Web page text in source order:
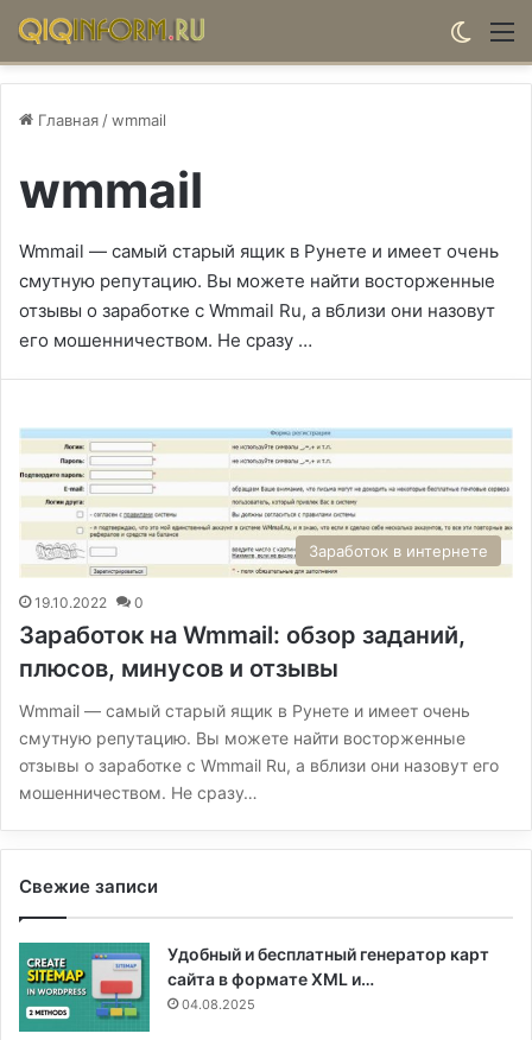
Главная /wmmail
wmmail
Wmmail — самый старый ящик в Рунете и имеет очень
смутную репутацию. Вы можете найти восторженные
отзывы о заработке с Wmmail Ru, а вблизи они назовут
его мошенничеством. Не сразу …
Заработок в интернете
19.10.2022 0
Заработок на Wmmail: обзор заданий,
плюсов, минусов и отзывы
Wmmail — самый старый ящик в Рунете и имеет очень
смутную репутацию. Вы можете найти восторженные
отзывы о заработке с Wmmail Ru, а вблизи они назовут его
мошенничеством. Не сразу…
Свежие записи
Удобный и бесплатный генератор карт
сайта в формате XML и…
04.08.2025